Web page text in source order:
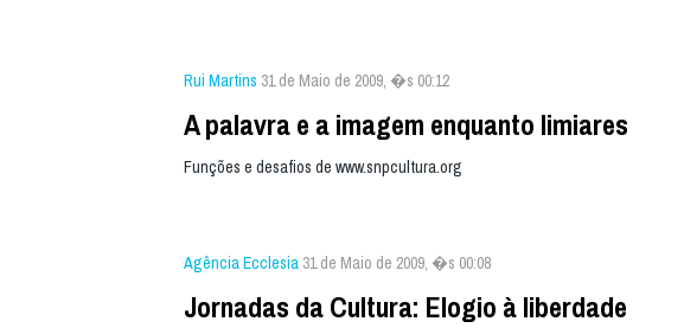
Rui Martins 31 de Maio de 2009, �s 00:12
A palavra e a imagem enquanto limiares
Funções e desafios de www.snpcultura.org
Agência Ecclesia 31 de Maio de 2009, �s 00:08
Jornadas da Cultura: Elogio à liberdade